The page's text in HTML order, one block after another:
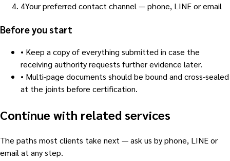
4Your preferred contact channel — phone, LINE or email
Before you start
• Keep a copy of everything submitted in case the
receiving authority requests further evidence later.
• Multi-page documents should be bound and cross-sealed
at the joints before certification.
Continue with related services
The paths most clients take next — ask us by phone, LINE or
email at any step.